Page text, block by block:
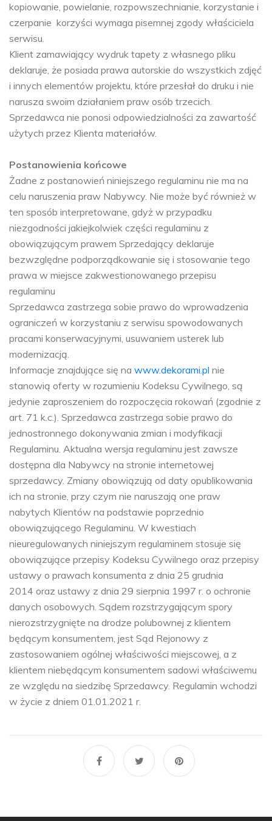
kopiowanie, powielanie, rozpowszechnianie, korzystanie i
czerpanie korzyści wymaga pisemnej zgody właściciela
serwisu.
Klient zamawiający wydruk tapety z własnego pliku
deklaruje, że posiada prawa autorskie do wszystkich zdjęć
i innych elementów projektu, które przesłał do druku i nie
narusza swoim działaniem praw osób trzecich.
Sprzedawca nie ponosi odpowiedzialności za zawartość
użytych przez Klienta materiałów.
Postanowienia końcowe
Żadne z postanowień niniejszego regulaminu nie ma na
celu naruszenia praw Nabywcy. Nie może być również w
ten sposób interpretowane, gdyż w przypadku
niezgodności jakiejkolwiek części regulaminu z
obowiązującym prawem Sprzedający deklaruje
bezwzględne podporządkowanie się i stosowanie tego
prawa w miejsce zakwestionowanego przepisu
regulaminu
Sprzedawca zastrzega sobie prawo do wprowadzenia
ograniczeń w korzystaniu z serwisu spowodowanych
pracami konserwacyjnymi, usuwaniem usterek lub
modernizacją.
Informacje znajdujące się na www.dekorami.pl nie
stanowią oferty w rozumieniu Kodeksu Cywilnego, są
jedynie zaproszeniem do rozpoczęcia rokowań (zgodnie z
art. 71 k.c.). Sprzedawca zastrzega sobie prawo do
jednostronnego dokonywania zmian i modyfikacji
Regulaminu. Aktualna wersja regulaminu jest zawsze
dostępna dla Nabywcy na stronie internetowej
sprzedawcy. Zmiany obowiązują od daty opublikowania
ich na stronie, przy czym nie naruszają one praw
nabytych Klientów na podstawie poprzednio
obowiązującego Regulaminu. W kwestiach
nieuregulowanych niniejszym regulaminem stosuje się
obowiązujące przepisy Kodeksu Cywilnego oraz przepisy
ustawy o prawach konsumenta z dnia 25 grudnia
2014 oraz ustawy z dnia 29 sierpnia 1997 r. o ochronie
danych osobowych. Sądem rozstrzygającym spory
nierozstrzygnięte na drodze polubownej z klientem
będącym konsumentem, jest Sąd Rejonowy z
zastosowaniem ogólnej właściwości miejscowej, a z
klientem niebędącym konsumentem sadowi właściwemu
ze względu na siedzibę Sprzedawcy. Regulamin wchodzi
w życie z dniem 01.01.2021 r.